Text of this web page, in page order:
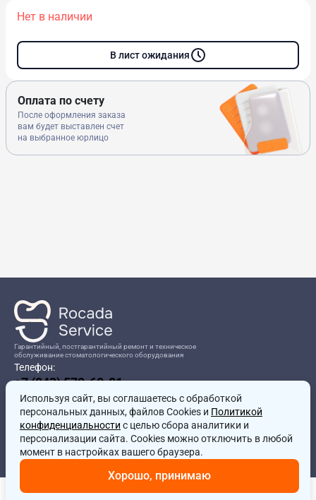
Нет в наличии
В лист ожидания
Оплата по счету
После оформления заказа
вам будет выставлен счет
на выбранное юрлицо
Гарантийный, постгарантийный ремонт и техническое
обслуживание стоматологического оборудования
Телефон:
+7 (843) 570-60-81
Режим работы:8:00-17:00
Адрес:
г.Казань, ул.Проспект Победы, д.204в
Почта:
service@rocadamed.ru
Другие проекты
Используя сайт, вы соглашаетесь с обработкой
персональных данных, файлов Cookies и Политикой
конфиденциальности с целью сбора аналитики и
персонализации сайта. Cookies можно отключить в любой
момент в настройках вашего браузера.
Хорошо, принимаю